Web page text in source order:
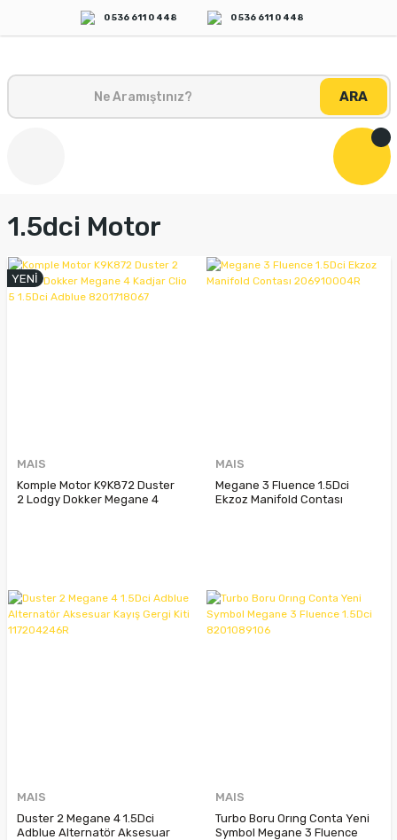
0 536 611 0 448 0 536 611 0 448
ARA
1.5dci Motor
YENİ
MAIS
Komple Motor K9K872 Duster
2 Lodgy Dokker Megane 4
MAIS
Megane 3 Fluence 1.5Dci
Ekzoz Manifold Contası
MAIS
Duster 2 Megane 4 1.5Dci
Adblue Alternatör Aksesuar
MAIS
Turbo Boru Orıng Conta Yeni
Symbol Megane 3 Fluence